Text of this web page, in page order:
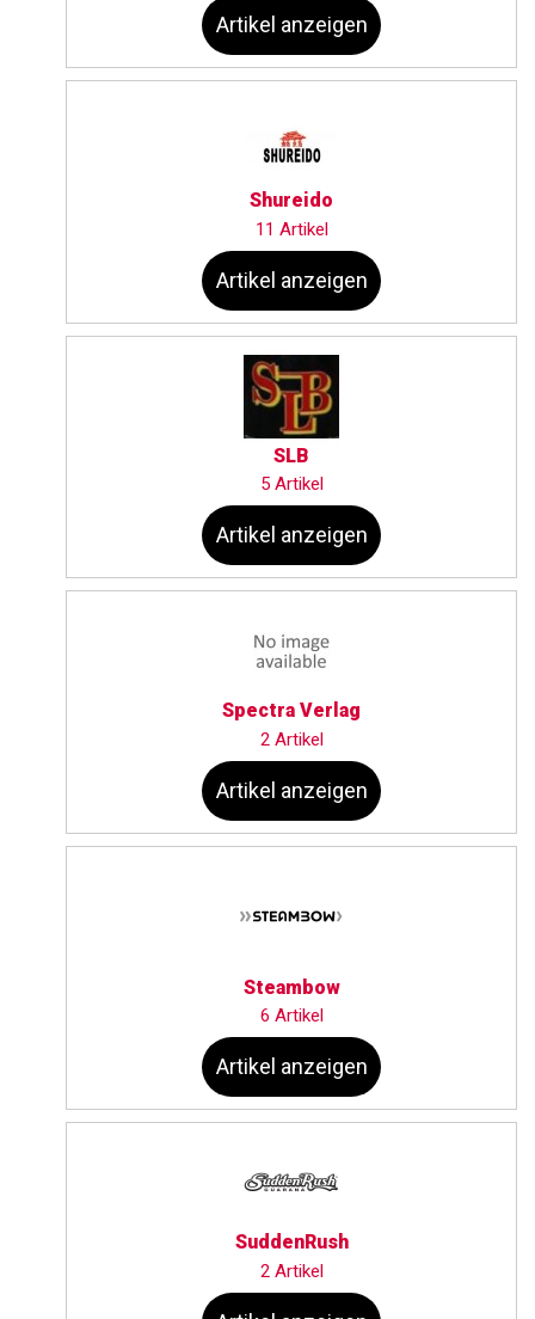
Artikel anzeigen
Shureido
11 Artikel
Artikel anzeigen
SLB
5 Artikel
Artikel anzeigen
Spectra Verlag
2 Artikel
Artikel anzeigen
Steambow
6 Artikel
Artikel anzeigen
SuddenRush
2 Artikel